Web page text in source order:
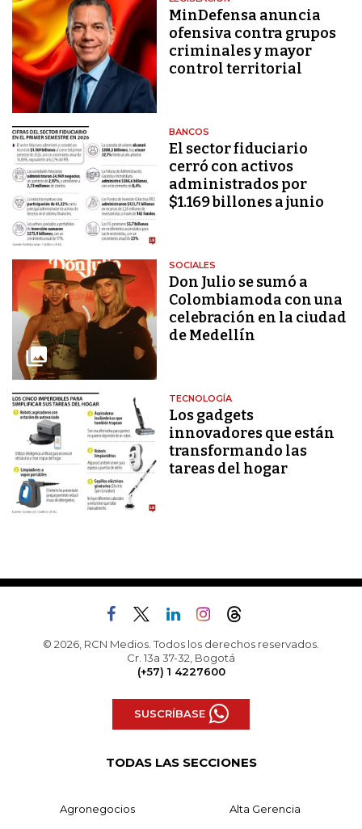
MinDefensa anuncia
ofensiva contra grupos
criminales y mayor
control territorial
BANCOS
El sector fiduciario
cerró con activos
administrados por
$1.169 billones a junio
SOCIALES
Don Julio se sumó a
Colombiamoda con una
celebración en la ciudad
de Medellín
TECNOLOGÍA
Los gadgets
innovadores que están
transformando las
tareas del hogar
© 2026, RCN Medios. Todos los derechos reservados.
Cr. 13a 37-32, Bogotá
(+57) 1 4227600
SUSCRÍBASE
TODAS LAS SECCIONES
Agronegocios Alta Gerencia